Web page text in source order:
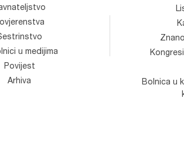
u medijima
Povijest
Arhiva
Bolnica u